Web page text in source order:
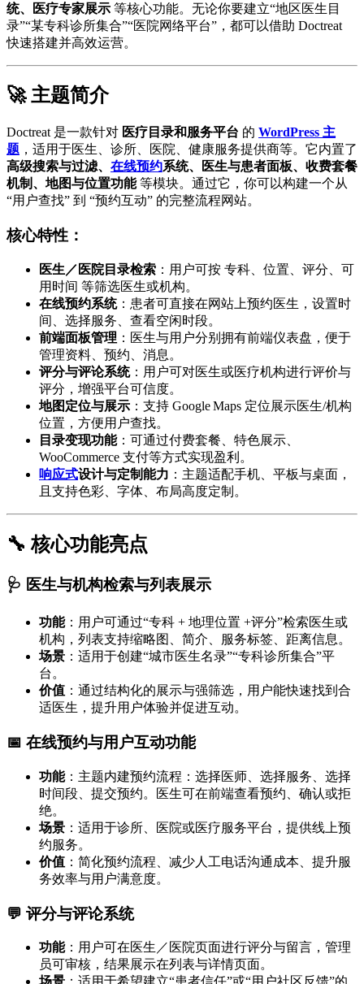
统、医疗专家展示 等核心功能。无论你要建立“地区医生目
录”“某专科诊所集合”“医院网络平台”，都可以借助 Doctreat
快速搭建并高效运营。
🚀 主题简介
Doctreat 是一款针对 医疗目录和服务平台 的 WordPress 主
题 ，适用于医生、诊所、医院、健康服务提供商等。它内置了
高级搜索与过滤、 在线预约系统、医生与患者面板、收费套餐
机制、地图与位置功能等模块。通过它，你可以构建一个从
“用户查找” 到 “预约互动” 的完整流程网站。
核心特性：
医生／医院目录检索 ：用户可按 专科、位置、评分、可
用时间 等筛选医生或机构。
在线预约系统：患者可直接在网站上预约医生，设置时
间、选择服务、查看空闲时段。
前端面板管理 ：医生与用户分别拥有前端仪表盘，便于
管理资料、预约、消息。
评分与评论系统：用户可对医生或医疗机构进行评价与
评分，增强平台可信度。
地图定位与展示 ：支持 Google Maps 定位展示医生/机构
位置，方便用户查找。
目录变现功能：可通过付费套餐、特色展示、
WooCommerce 支付等方式实现盈利。
响应式设计与定制能力 ：主题适配手机、平板与桌面，
且支持色彩、字体、布局高度定制。
🔧 核心功能亮点
🩺 医生与机构检索与列表展示
功能：用户可通过“专科 + 地理位置 +评分”检索医生或
机构，列表支持缩略图、简介、服务标签、距离信息。
场景 ：适用于创建“城市医生名录”“专科诊所集合”平
台。
价值 ：通过结构化的展示与强筛选，用户能快速找到合
适医生，提升用户体验并促进互动。
📅 在线预约与用户互动功能
功能：主题内建预约流程：选择医师、选择服务、选择
时间段、提交预约。医生可在前端查看预约、确认或拒
绝。
场景 ：适用于诊所、医院或医疗服务平台，提供线上预
约服务。
价值 ：简化预约流程、减少人工电话沟通成本、提升服
务效率与用户满意度。
💬 评分与评论系统
功能：用户可在医生／医院页面进行评分与留言，管理
员可审核，结果展示在列表与详情页面。